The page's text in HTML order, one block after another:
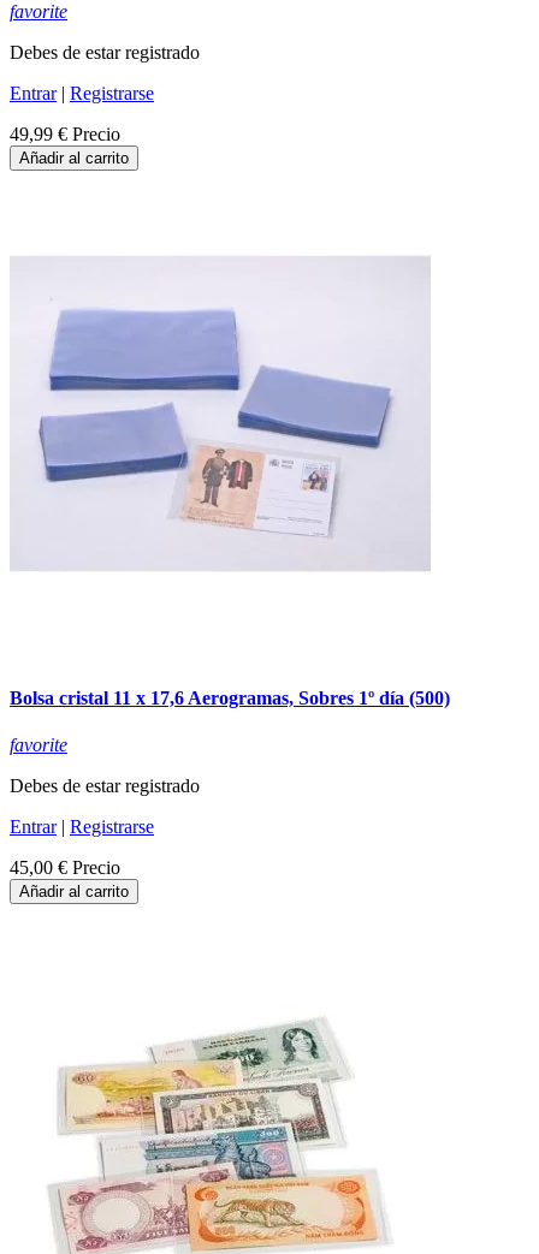
favorite
Debes de estar registrado
Entrar| Registrarse
49,99 € Precio
Añadir al carrito
Bolsa cristal 11 x 17,6 Aerogramas, Sobres 1º día (500)
favorite
Debes de estar registrado
Entrar| Registrarse
45,00 € Precio
Añadir al carrito